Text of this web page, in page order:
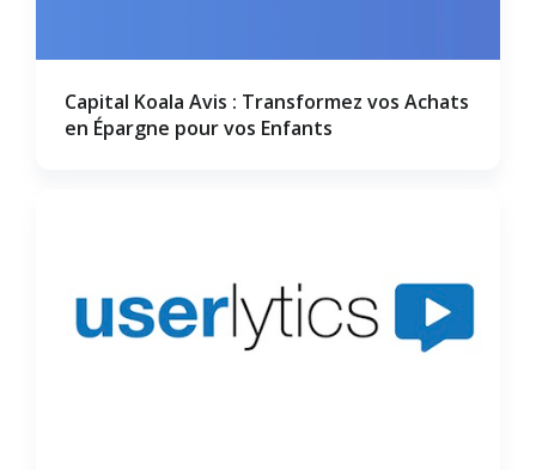
Capital Koala Avis : Transformez vos Achats
en Épargne pour vos Enfants